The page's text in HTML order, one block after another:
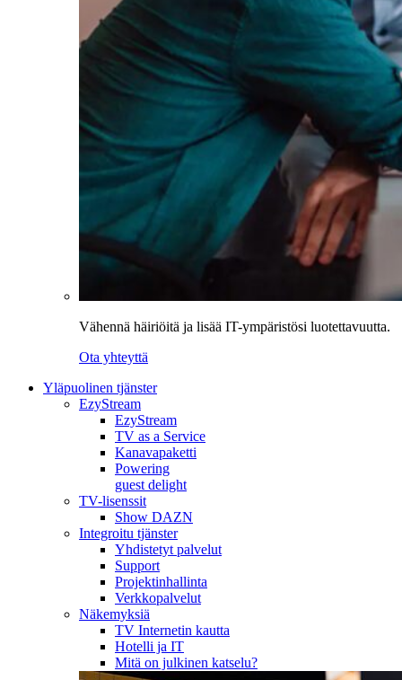
Vähennä häiriöitä ja lisää IT-ympäristösi luotettavuutta.
Ota yhteyttä
Yläpuolinen tjänster
EzyStream
EzyStream
TV as a Service
Kanavapaketti
Powering
guest delight
TV-lisenssit
Show DAZN
Integroitu tjänster
Yhdistetyt palvelut
Support
Projektinhallinta
Verkkopalvelut
Näkemyksiä
TV Internetin kautta
Hotelli ja IT
Mitä on julkinen katselu?